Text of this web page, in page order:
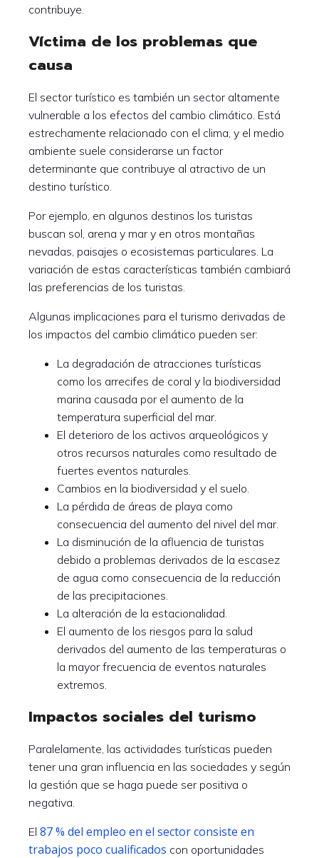
contribuye.
Víctima de los problemas que
causa
El sector turístico es también un sector altamente
vulnerable a los efectos del cambio climático. Está
estrechamente relacionado con el clima, y el medio
ambiente suele considerarse un factor
determinante que contribuye al atractivo de un
destino turístico.
Por ejemplo, en algunos destinos los turistas
buscan sol, arena y mar y en otros montañas
nevadas, paisajes o ecosistemas particulares. La
variación de estas características también cambiará
las preferencias de los turistas.
Algunas implicaciones para el turismo derivadas de
los impactos del cambio climático pueden ser:
La degradación de atracciones turísticas
como los arrecifes de coral y la biodiversidad
marina causada por el aumento de la
temperatura superficial del mar.
El deterioro de los activos arqueológicos y
otros recursos naturales como resultado de
fuertes eventos naturales.
Cambios en la biodiversidad y el suelo.
La pérdida de áreas de playa como
consecuencia del aumento del nivel del mar.
La disminución de la afluencia de turistas
debido a problemas derivados de la escasez
de agua como consecuencia de la reducción
de las precipitaciones.
La alteración de la estacionalidad.
El aumento de los riesgos para la salud
derivados del aumento de las temperaturas o
la mayor frecuencia de eventos naturales
extremos.
Impactos sociales del turismo
Paralelamente, las actividades turísticas pueden
tener una gran influencia en las sociedades y según
la gestión que se haga puede ser positiva o
negativa.
El 87 % del empleo en el sector consiste en
trabajos poco cualificados con oportunidades